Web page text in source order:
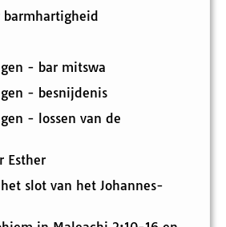
barmhartigheid
- bar mitswa
- besnijdenis
- lossen van de
Esther
slot van het Johannes-